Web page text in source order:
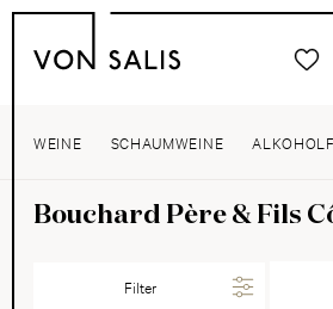
WEINE SCHAUMWEINE
Bouchard Père & Fils
Filter